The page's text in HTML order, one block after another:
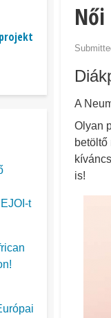
A
Olyan
betöltő
is!
t